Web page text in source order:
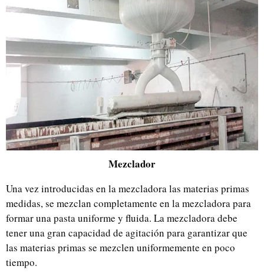
Mezclador
Una vez introducidas en la mezcladora las materias primas
medidas, se mezclan completamente en la mezcladora para
formar una pasta uniforme y fluida. La mezcladora debe
tener una gran capacidad de agitación para garantizar que
las materias primas se mezclen uniformemente en poco
tiempo.